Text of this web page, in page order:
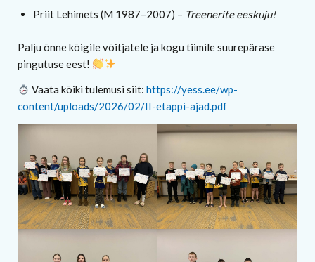
Priit Lehimets (M 1987–2007) – Treenerite eeskuju!
Palju õnne kõigile võitjatele ja kogu tiimile suurepärase
pingutuse eest!
Vaata kõiki tulemusi siit:https://yess.ee/wp-
content/uploads/2026/02/II-etappi-ajad.pdf